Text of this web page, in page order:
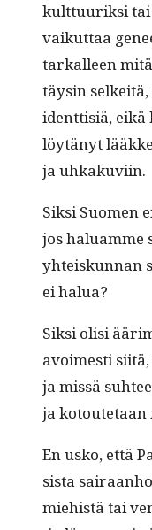
kult­tuurik­si tai
vaikut­taa
tarkalleen
täysin
ident­tisiä, eikä
löytänyt
ja uhkakuviin.
Sik­si Suomen
jos
yhteiskun­nan
ei halua?
Sik­si olisi
avoimesti
ja mis­sä
ja kotoute­taan
En usko, että
sista
miehistä tai